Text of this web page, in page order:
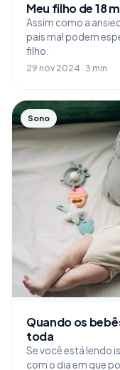
Meu filho de 18
Assim como a
pais mal podem
filho.
29 nov 2024 · 3 min
Sono
Quando os
toda
Se você está lendo
com o dia em que